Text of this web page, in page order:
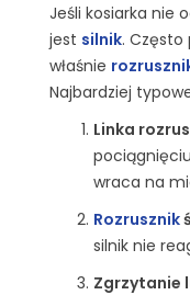
Jeśli kosiarka nie
jest silnik. Często
właśnie
Najbardziej
Linka
wraca na
Rozrusznik
silnik nie
Zgrzytanie